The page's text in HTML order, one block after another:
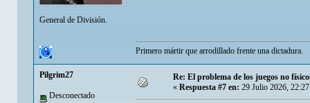
General de División.
Primero mártir que arrodillado frente una dictadura.
Pilgrim27
Desconectado
Re: El problema de los juegos no
« Respuesta #7 en: 29 Julio 2026,